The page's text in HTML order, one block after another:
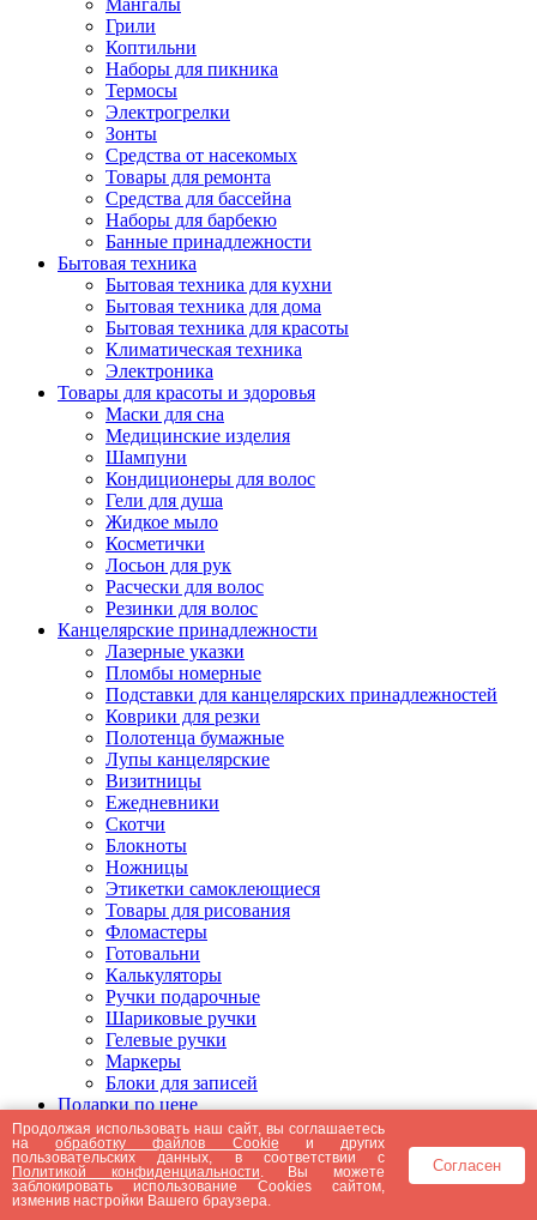
Мангалы
Грили
Коптильни
Наборы для пикника
Термосы
Электрогрелки
Зонты
Средства от насекомых
Товары для ремонта
Средства для бассейна
Наборы для барбекю
Банные принадлежности
Бытовая техника
Бытовая техника для кухни
Бытовая техника для дома
Бытовая техника для красоты
Климатическая техника
Электроника
Товары для красоты и здоровья
Маски для сна
Медицинские изделия
Шампуни
Кондиционеры для волос
Гели для душа
Жидкое мыло
Косметички
Лосьон для рук
Расчески для волос
Резинки для волос
Канцелярские принадлежности
Лазерные указки
Пломбы номерные
Подставки для канцелярских принадлежностей
Коврики для резки
Полотенца бумажные
Лупы канцелярские
Визитницы
Ежедневники
Скотчи
Блокноты
Ножницы
Этикетки самоклеющиеся
Товары для рисования
Фломастеры
Готовальни
Калькуляторы
Ручки подарочные
Шариковые ручки
Гелевые ручки
Маркеры
Блоки для записей
Подарки по цене
Подарки от 5000 рублей
Подарки до 5000 рублей
Подарки до 3000 рублей
Подарки до 2000 рублей
Подарки до 1000 рублей
Продолжая использовать наш сайт, вы соглашаетесь
наобработку файлов Cookie и других
пользовательских данных, в соответствии с
Политикой конфиденциальности . Вы можете
заблокировать использование Cookies сайтом,
изменив настройки Вашего браузера.
Согласен